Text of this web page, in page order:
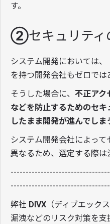
す。
②セキュリティ
システム開発においては
を持つ開発会社もゼロでは
そうした場合に、 不正アク
などを防止するためのセ
したまま開発が進んでしま
システム開発会社によっ
異なるため、選定する際は
弊社 DIVX （ディブエック
漏洩などのリスク対策を支